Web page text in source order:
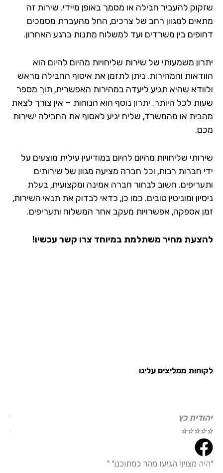
להעביר חבילה או מסמך באופן מיידי. שירות זה
למגוון רחב של צרכים, החל מהעברת מסמכים
בין משרדים ועד למשלוח מתנות ברגע האחרון.
משמעותי של שירות שליחויות מהיום להיום הוא
והמהירות. ניתן לתזמן את איסוף החבילה מראש
שהיא תגיע ליעדה במהירות האפשרית, תוך מספר
לכל היותר. יתרון נוסף הוא הנוחות – אין צורך לצאת
או מהמשרד, שליח יגיע לאסוף את החבילה ישירות
שליחויות מהיום להיום במודיעין עילית מוצעים על
חברות רבות, וכל חברה מציעה מגוון של שירותים
חשוב לבחור חברה אמינה ומקצועית, בעלת
ומוניטין טובים. כמו כן, כדאי לבדוק את תנאי השירות,
אספקה, אפשרויות מעקב אחר המשלוח ותעריפים.
מחיר משתלמת במיוחד צרו קשר עכשיו!
ממליצים עלינו
כץ
☆
☆
☆
מצוין! הגיעו מהר כמתוכנן" "
דוד
☆